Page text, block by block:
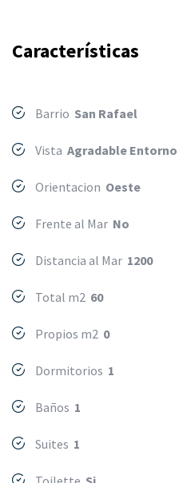
Características
Barrio San Rafael
Vista Agradable Entorno
Orientacion Oeste
Frente al Mar No
Distancia al Mar 1200
Total m2 60
Propios m2 0
Dormitorios 1
Baños 1
Suites 1